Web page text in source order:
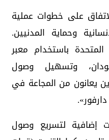
على خطوات عملية
وحماية المدنيين.
باستخدام معبر
وتسهيل وصول
يعانون من المجاعة في
إضافية لتسريع وصول